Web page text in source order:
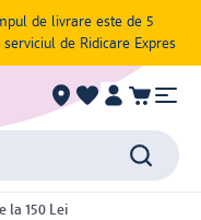
de livrare este de 5
de Ridicare Expres
la 150 Lei